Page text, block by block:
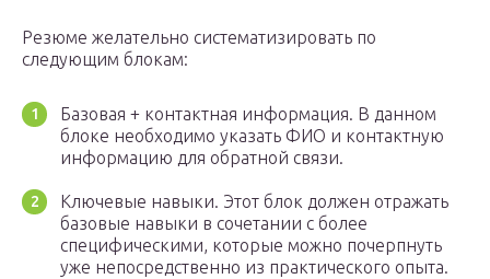
Резюме желательно систематизировать по
следующим блокам:
Базовая + контактная информация. В данном
блоке необходимо указать ФИО и контактную
информацию для обратной связи.
Ключевые навыки. Этот блок должен отражать
базовые навыки в сочетании с более
специфическими, которые можно почерпнуть
уже непосредственно из практического опыта.